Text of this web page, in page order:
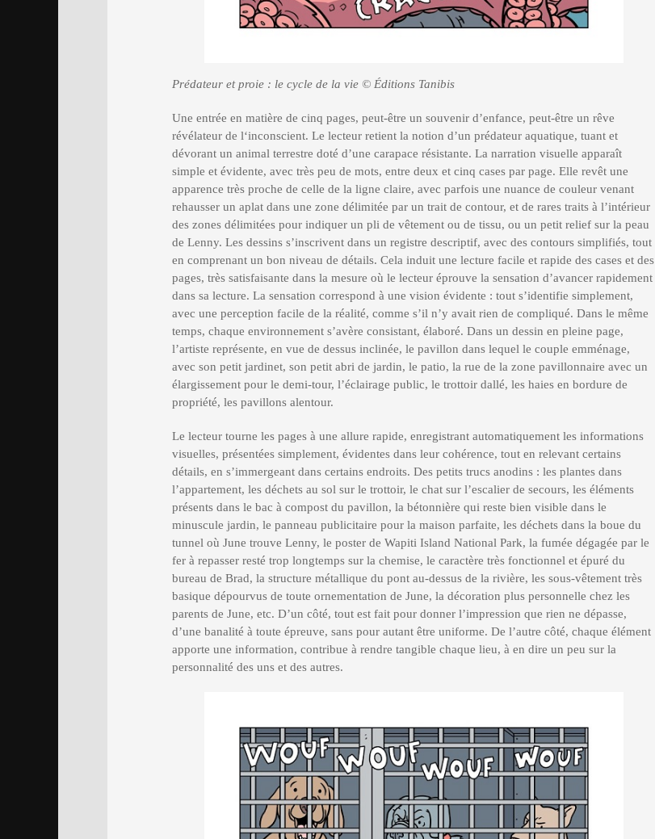
Prédateur et proie : le cycle de la vie © Éditions Tanibis
Une entrée en matière de cinq pages, peut-être un souvenir d’enfance, peut-être un rêve
révélateur de l‘inconscient. Le lecteur retient la notion d’un prédateur aquatique, tuant et
dévorant un animal terrestre doté d’une carapace résistante. La narration visuelle apparaît
simple et évidente, avec très peu de mots, entre deux et cinq cases par page. Elle revêt une
apparence très proche de celle de la ligne claire, avec parfois une nuance de couleur venant
rehausser un aplat dans une zone délimitée par un trait de contour, et de rares traits à l’intérieur
des zones délimitées pour indiquer un pli de vêtement ou de tissu, ou un petit relief sur la peau
de Lenny. Les dessins s’inscrivent dans un registre descriptif, avec des contours simplifiés, tout
en comprenant un bon niveau de détails. Cela induit une lecture facile et rapide des cases et des
pages, très satisfaisante dans la mesure où le lecteur éprouve la sensation d’avancer rapidement
dans sa lecture. La sensation correspond à une vision évidente : tout s’identifie simplement,
avec une perception facile de la réalité, comme s’il n’y avait rien de compliqué. Dans le même
temps, chaque environnement s’avère consistant, élaboré. Dans un dessin en pleine page,
l’artiste représente, en vue de dessus inclinée, le pavillon dans lequel le couple emménage,
avec son petit jardinet, son petit abri de jardin, le patio, la rue de la zone pavillonnaire avec un
élargissement pour le demi-tour, l’éclairage public, le trottoir dallé, les haies en bordure de
propriété, les pavillons alentour.
Le lecteur tourne les pages à une allure rapide, enregistrant automatiquement les informations
visuelles, présentées simplement, évidentes dans leur cohérence, tout en relevant certains
détails, en s’immergeant dans certains endroits. Des petits trucs anodins : les plantes dans
l’appartement, les déchets au sol sur le trottoir, le chat sur l’escalier de secours, les éléments
présents dans le bac à compost du pavillon, la bétonnière qui reste bien visible dans le
minuscule jardin, le panneau publicitaire pour la maison parfaite, les déchets dans la boue du
tunnel où June trouve Lenny, le poster de Wapiti Island National Park, la fumée dégagée par le
fer à repasser resté trop longtemps sur la chemise, le caractère très fonctionnel et épuré du
bureau de Brad, la structure métallique du pont au-dessus de la rivière, les sous-vêtement très
basique dépourvus de toute ornementation de June, la décoration plus personnelle chez les
parents de June, etc. D’un côté, tout est fait pour donner l’impression que rien ne dépasse,
d’une banalité à toute épreuve, sans pour autant être uniforme. De l’autre côté, chaque élément
apporte une information, contribue à rendre tangible chaque lieu, à en dire un peu sur la
personnalité des uns et des autres.